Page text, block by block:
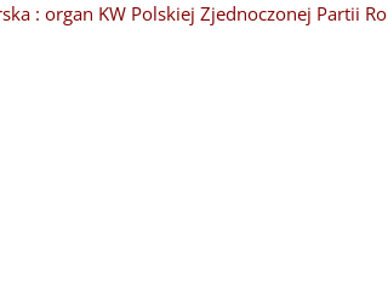
: organ KW Polskiej Zjednoczonej Partii